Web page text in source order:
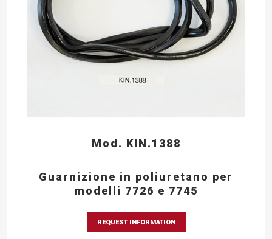
Mod. KIN.1388
Guarnizione in poliuretano per
modelli 7726 e 7745
REQUEST INFORMATION